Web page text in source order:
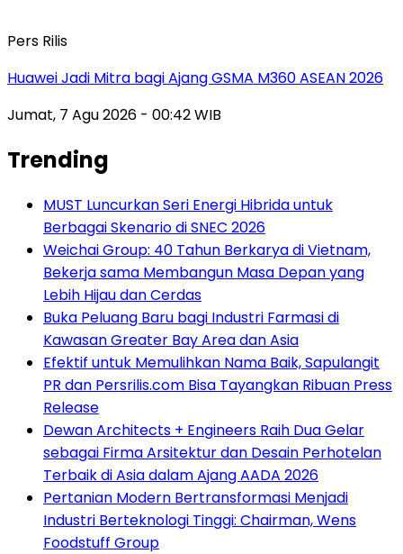
Pers Rilis
Huawei Jadi Mitra bagi Ajang GSMA M360 ASEAN 2026
Jumat, 7 Agu 2026 - 00:42 WIB
Trending
MUST Luncurkan Seri Energi Hibrida untuk
Berbagai Skenario di SNEC 2026
Weichai Group: 40 Tahun Berkarya di Vietnam,
Bekerja sama Membangun Masa Depan yang
Lebih Hijau dan Cerdas
Buka Peluang Baru bagi Industri Farmasi di
Kawasan Greater Bay Area dan Asia
Efektif untuk Memulihkan Nama Baik, Sapulangit
PR dan Persrilis.com Bisa Tayangkan Ribuan Press
Release
Dewan Architects + Engineers Raih Dua Gelar
sebagai Firma Arsitektur dan Desain Perhotelan
Terbaik di Asia dalam Ajang AADA 2026
Pertanian Modern Bertransformasi Menjadi
Industri Berteknologi Tinggi: Chairman, Wens
Foodstuff Group